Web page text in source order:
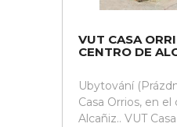
VUT CASA
CENTRO DE
Ubytování
Casa Orrios, en
Alcañiz.. VUT